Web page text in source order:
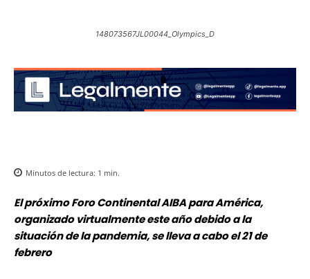
148073567JL00044_Olympics_D
Minutos de lectura: 1 min.
El próximo Foro Continental AIBA para América,
organizado virtualmente este año debido a la
situación de la pandemia, se lleva a cabo el 21 de
febrero